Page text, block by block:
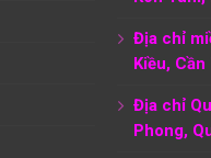
Địa chỉ
Kiều, Cần
Địa chỉ
Phong,